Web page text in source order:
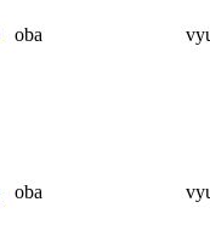
oba
oba